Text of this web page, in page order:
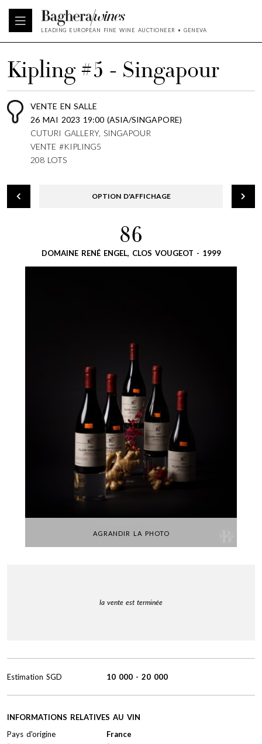
LEADING EUROPEAN FINE WINE AUCTIONEER • GENEVA
Kipling #5 - Singapour
VENTE EN SALLE
26 MAI 2023 19:00 (ASIA/SINGAPORE)
CUTURI GALLERY, SINGAPOUR
VENTE #KIPLING5
208 LOTS
OPTION D'AFFICHAGE
86
DOMAINE RENÉ ENGEL, CLOS VOUGEOT - 1999
AGRANDIR LA PHOTO
la vente est terminée
INFORMATIONS RELATIVES AU VIN
Pays d'origine
France
Estimation SGD 10 000 - 20 000